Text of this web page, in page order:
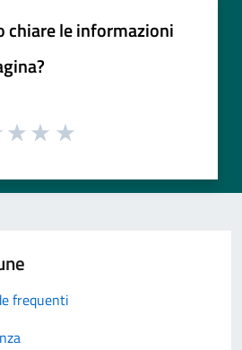
chiare le informazioni
frequenti